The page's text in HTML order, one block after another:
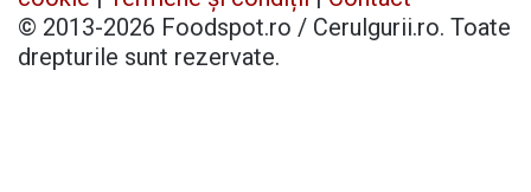
© 2013-2026 Foodspot.ro / Cerulgurii.ro. Toate
drepturile sunt rezervate.